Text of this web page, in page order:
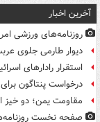
آخرین اخبار
روزنامه‌های ورزشی امروز
دیوار طارمی جلوی
استقرار رادارهای
درخواست پنتاگون
مقاومت یمن؛ دو خیز
صفحه نخست روزنامه‌های